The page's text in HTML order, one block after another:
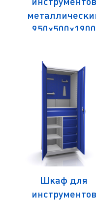
950х500х1900
Шкаф для
инструментов